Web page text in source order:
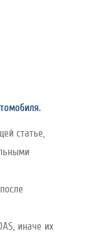
статье,
иначе их